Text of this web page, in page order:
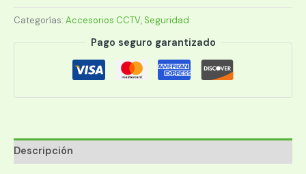
10"
cantidad
Categorías: Accesorios CCTV, Seguridad
Pago seguro garantizado
Descripción